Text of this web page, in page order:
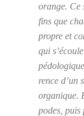
orange. Ce
fins que
propre et
qui
pédo­lo­gique
rence d’un
orga­nique.
podes, puis